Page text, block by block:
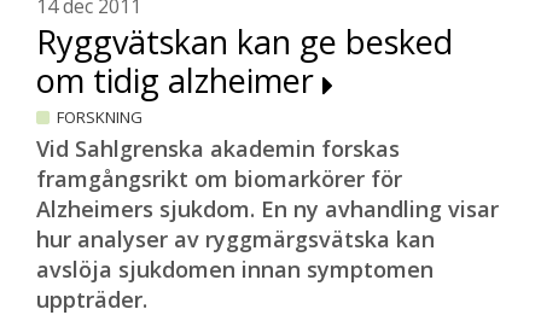
14 dec 2011
Ryggvätskan kan ge besked
om tidig alzheimer
FORSKNING
Vid Sahlgrenska akademin forskas
framgångsrikt om biomarkörer för
Alzheimers sjukdom. En ny avhandling visar
hur analyser av ryggmärgsvätska kan
avslöja sjukdomen innan symptomen
uppträder.